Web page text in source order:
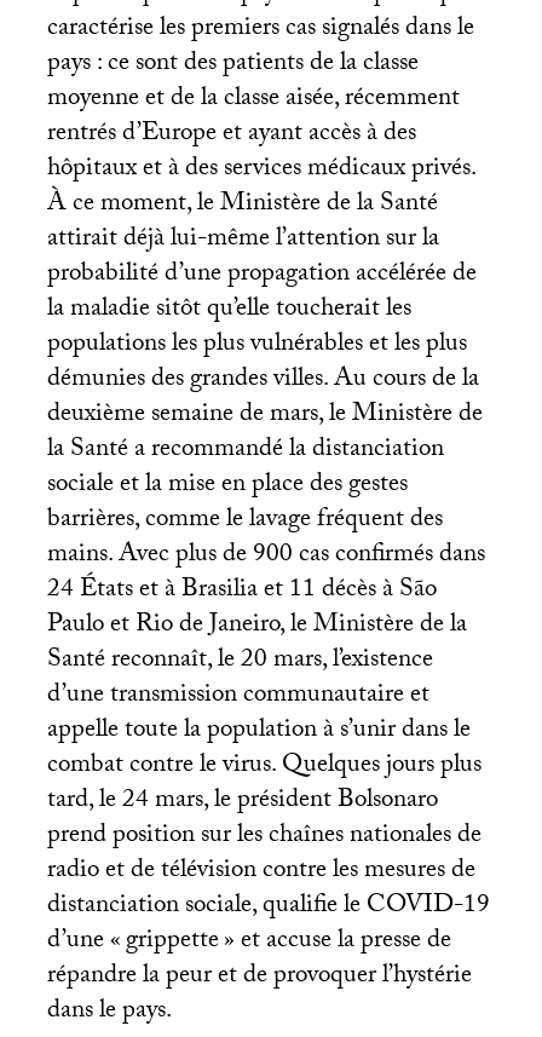
caractérise les premiers cas signalés dans le
pays : ce sont des patients de la classe
moyenne et de la classe aisée, récemment
rentrés d’Europe et ayant accès à des
hôpitaux et à des services médicaux privés.
À ce moment, le Ministère de la Santé
attirait déjà lui-même l’attention sur la
probabilité d’une propagation accélérée de
la maladie sitôt qu’elle toucherait les
populations les plus vulnérables et les plus
démunies des grandes villes. Au cours de la
deuxième semaine de mars, le Ministère de
la Santé a recommandé la distanciation
sociale et la mise en place des gestes
barrières, comme le lavage fréquent des
mains. Avec plus de 900 cas confirmés dans
24 États et à Brasilia et 11 décès à São
Paulo et Rio de Janeiro, le Ministère de la
Santé reconnaît, le 20 mars, l’existence
d’une transmission communautaire et
appelle toute la population à s’unir dans le
combat contre le virus. Quelques jours plus
tard, le 24 mars, le président Bolsonaro
prend position sur les chaînes nationales de
radio et de télévision contre les mesures de
distanciation sociale, qualifie leCOVID-19
d’une «grippette» et accuse la presse de
répandre la peur et de provoquer l’hystérie
dans le pays.